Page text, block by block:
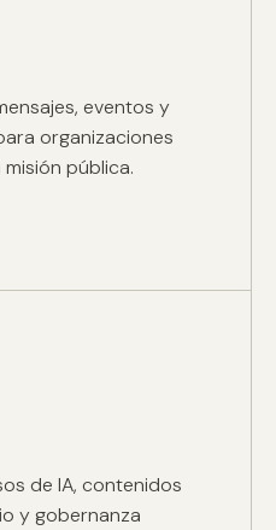
eventos y
organizaciones
pública.
de IA, contenidos
y gobernanza